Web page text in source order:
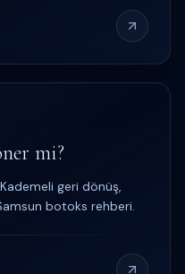
mi?
geri dönüş,
botoks rehberi.